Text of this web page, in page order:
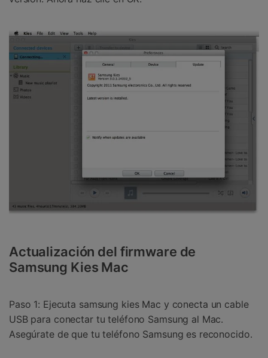
Actualización del firmware de
Samsung Kies Mac
Paso 1: Ejecuta samsung kies Mac y conecta un cable
USB para conectar tu teléfono Samsung al Mac.
Asegúrate de que tu teléfono Samsung es reconocido.